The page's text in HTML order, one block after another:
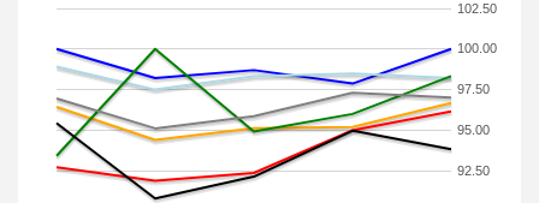
92.50
95.00
97.50
100.00
102.50